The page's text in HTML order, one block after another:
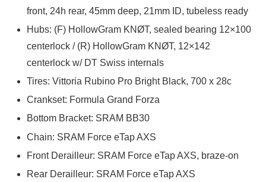
front, 24h rear, 45mm deep, 21mm ID, tubeless ready
Hubs: (F) HollowGram KNØT, sealed bearing 12×100
centerlock / (R) HollowGram KNØT, 12×142
centerlock w/ DT Swiss internals
Tires: Vittoria Rubino Pro Bright Black, 700 x 28c
Crankset: Formula Grand Forza
Bottom Bracket: SRAM BB30
Chain: SRAM Force eTap AXS
Front Derailleur: SRAM Force eTap AXS, braze-on
Rear Derailleur: SRAM Force eTap AXS